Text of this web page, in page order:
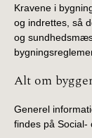
BR18
2020)
BR18 (1/
BR18 (4/
2019)
Kravene i
og indrettes, så
og
Alt om
Generel
findes på Social-